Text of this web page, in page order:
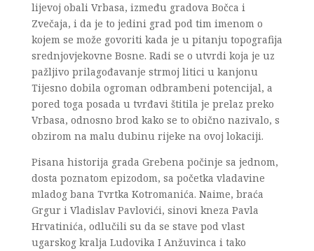
lijevoj obali Vrbasa, između gradova Bočca i
Zvečaja, i da je to jedini grad pod tim imenom o
kojem se može govoriti kada je u pitanju topografija
srednjovjekovne Bosne. Radi se o utvrdi koja je uz
pažljivo prilagođavanje strmoj litici u kanjonu
Tijesno dobila ogroman odbrambeni potencijal, a
pored toga posada u tvrđavi štitila je prelaz preko
Vrbasa, odnosno brod kako se to obično nazivalo, s
obzirom na malu dubinu rijeke na ovoj lokaciji.
Pisana historija grada Grebena počinje sa jednom,
dosta poznatom epizodom, sa početka vladavine
mladog bana Tvrtka Kotromanića. Naime, braća
Grgur i Vladislav Pavlovići, sinovi kneza Pavla
Hrvatinića, odlučili su da se stave pod vlast
ugarskog kralja Ludovika I Anžuvinca i tako